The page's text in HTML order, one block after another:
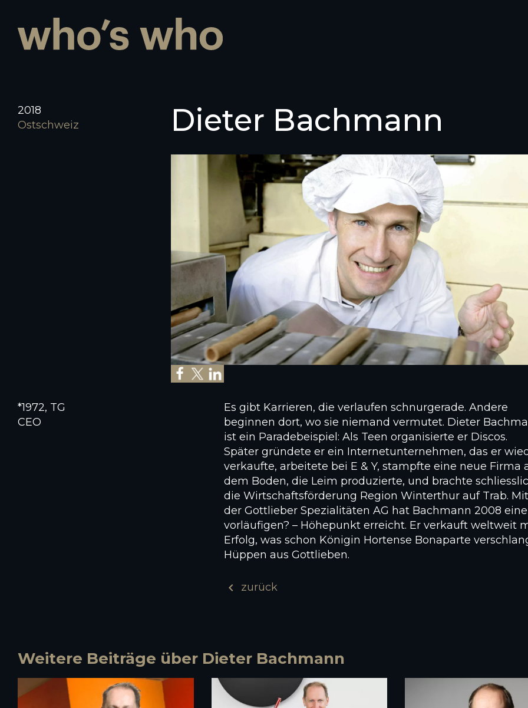
2018
Ostschweiz
Dieter Bachmann
*1972, TG
CEO
Es gibt Karrieren, die verlaufen schnurgerade. Andere
beginnen dort, wo sie niemand vermutet. Dieter
ist ein Paradebeispiel: Als Teen organisierte er Discos.
Später gründete er ein Internetunternehmen, das er
verkaufte, arbeitete bei E & Y, stampfte eine neue Firma
dem Boden, die Leim produzierte, und brachte
die Wirtschaftsförderung Region Winterthur auf Trab. Mit
der Gottlieber Spezialitäten AG hat Bachmann 2008
vorläufigen? – Höhepunkt erreicht. Er verkauft weltweit
Erfolg, was schon Königin Hortense Bonaparte
Hüppen aus Gottlieben.
chevron_left zurück
Weitere Beiträge über Dieter Bachmann